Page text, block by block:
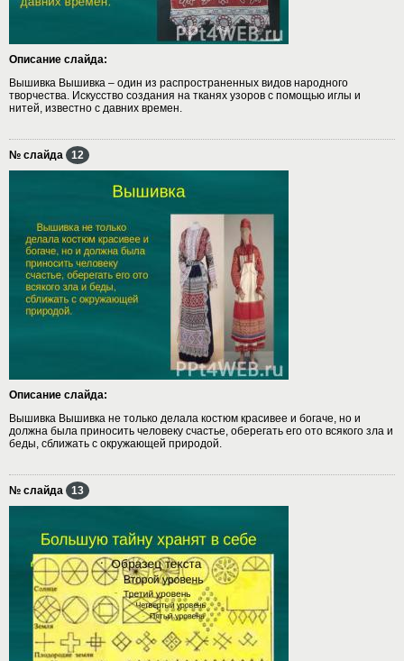
Описание слайда:
Вышивка Вышивка – один из распространенных видов народного
творчества. Искусство создания на тканях узоров с помощью иглы и
нитей, известно с давних времен.
№ слайда 12
Описание слайда:
Вышивка Вышивка не только делала костюм красивее и богаче, но и
должна была приносить человеку счастье, оберегать его ото всякого зла и
беды, сближать с окружающей природой.
№ слайда 13